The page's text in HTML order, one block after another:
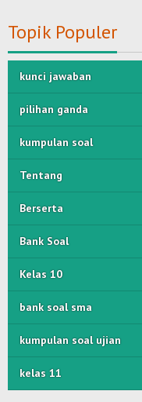
Topik Populer
kunci jawaban
pilihan ganda
kumpulan soal
Tentang
Berserta
Bank Soal
Kelas 10
bank soal sma
kumpulan soal ujian
kelas 11